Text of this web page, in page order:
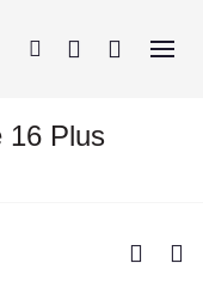
16 Plus